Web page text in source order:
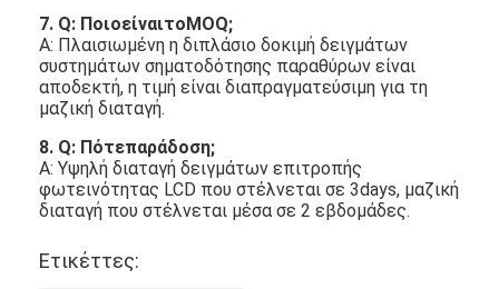
7. Q: ΠοιοείναιτοMOQ;
Α: Πλαισιωμένη η διπλάσιο δοκιμή δειγμάτων
συστημάτων σηματοδότησης παραθύρων είναι
αποδεκτή, η τιμή είναι διαπραγματεύσιμη για τη
μαζική διαταγή.
8. Q: Πότεπαράδοση;
Α: Υψηλή διαταγή δειγμάτων επιτροπής
φωτεινότητας LCD που στέλνεται σε 3days, μαζική
διαταγή που στέλνεται μέσα σε 2 εβδομάδες.
Ετικέττες: